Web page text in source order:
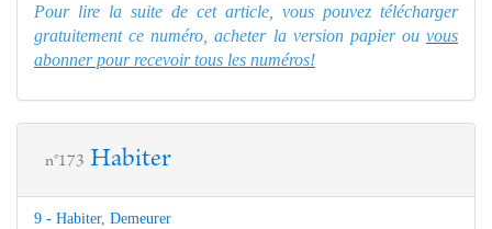
Pour lire la suite de cet article, vous pouvez télécharger
gratuitement ce numéro, acheter la version papier ou vous
abonner pour recevoir tous les numéros!
n°173 Habiter
9 - Habiter, Demeurer